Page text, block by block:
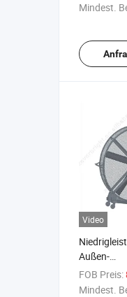
Mindest.
Video
Außen-
FOB Preis:
Mindest.